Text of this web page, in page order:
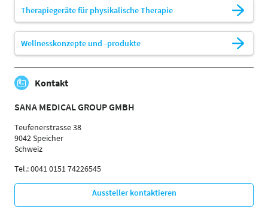
Therapiegeräte für physikalische Therapie
Wellnesskonzepte und -produkte
Kontakt
SANA MEDICAL GROUP GMBH
Teufenerstrasse 38
9042 Speicher
Schweiz
Tel.: 0041 0151 74226545
Aussteller kontaktieren